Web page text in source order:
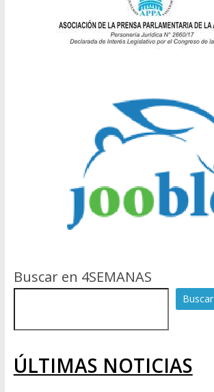
Buscar en 4SEMANAS
Buscar
ÚLTIMAS NOTICIAS